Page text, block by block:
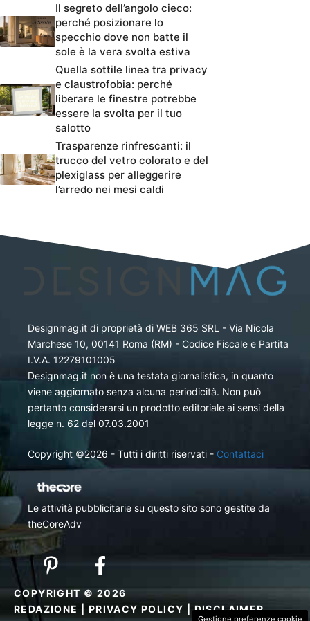
Il segreto dell’angolo cieco:
perché posizionare lo
specchio dove non batte il
sole è la vera svolta estiva
Quella sottile linea tra privacy
e claustrofobia: perché
liberare le finestre potrebbe
essere la svolta per il tuo
salotto
Trasparenze rinfrescanti: il
trucco del vetro colorato e del
plexiglass per alleggerire
l’arredo nei mesi caldi
Designmag.it di proprietà di WEB 365 SRL - Via Nicola
Marchese 10, 00141 Roma (RM) - Codice Fiscale e Partita
I.V.A. 12279101005
Designmag.it non è una testata giornalistica, in quanto
viene aggiornato senza alcuna periodicità. Non può
pertanto considerarsi un prodotto editoriale ai sensi della
legge n. 62 del 07.03.2001
Copyright ©2026 - Tutti i diritti riservati - Contattaci
Le attività pubblicitarie su questo sito sono gestite da
theCoreAdv
COPYRIGHT © 2026
REDAZIONE
PRIVACY POLICY |DISCLAIMER
Gestione preferenze cookie